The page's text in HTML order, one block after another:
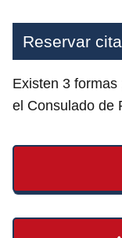
Reservar
Existen 3
el Consulado de